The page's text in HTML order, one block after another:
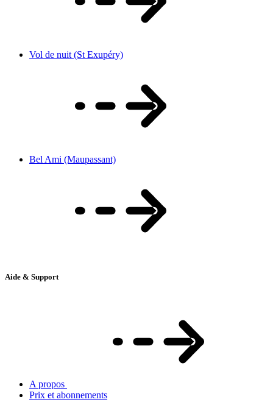
Vol de nuit (St Exupéry)
Bel Ami (Maupassant)
Aide & Support
A propos
Prix et abonnements